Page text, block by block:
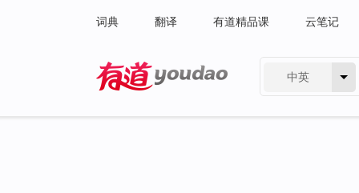
词典 翻译 有道精品课 云笔记
中英